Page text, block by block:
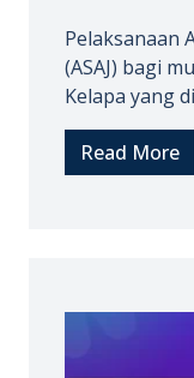
Pelaksanaan
(ASAJ) bagi
Kelapa yang
Read More